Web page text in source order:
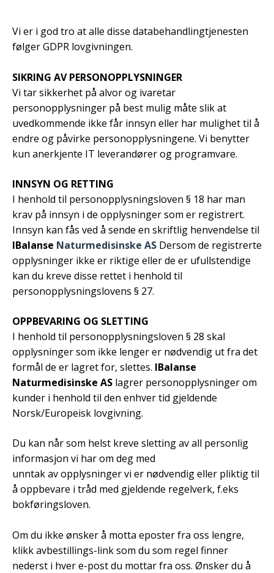
Vi er i god tro at alle disse databehandlingtjenesten
følger GDPR lovgivningen.
SIKRING AV PERSONOPPLYSNINGER
Vi tar sikkerhet på alvor og ivaretar
personopplysninger på best mulig måte slik at
uvedkommende ikke får innsyn eller har mulighet til å
endre og påvirke personopplysningene. Vi benytter
kun anerkjente IT leverandører og programvare.
INNSYN OG RETTING
I henhold til personopplysningsloven § 18 har man
krav på innsyn i de opplysninger som er registrert.
Innsyn kan fås ved å sende en skriftlig henvendelse til
IBalanse Naturmedisinske AS Dersom de registrerte
opplysninger ikke er riktige eller de er ufullstendige
kan du kreve disse rettet i henhold til
personopplysningslovens § 27.
OPPBEVARING OG SLETTING
I henhold til personopplysningsloven § 28 skal
opplysninger som ikke lenger er nødvendig ut fra det
formål de er lagret for, slettes. IBalanse
Naturmedisinske AS lagrer personopplysninger om
kunder i henhold til den enhver tid gjeldende
Norsk/Europeisk lovgivning.
Du kan når som helst kreve sletting av all personlig
informasjon vi har om deg med
unntak av opplysninger vi er nødvendig eller pliktig til
å oppbevare i tråd med gjeldende regelverk, f.eks
bokføringsloven.
Om du ikke ønsker å motta eposter fra oss lengre,
klikk avbestillings-link som du som regel finner
nederst i hver e-post du mottar fra oss. Ønsker du å